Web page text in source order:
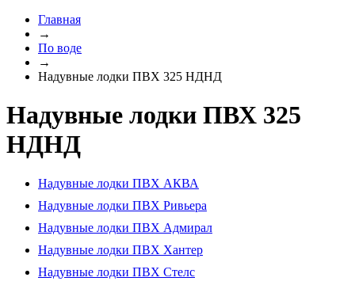
Главная
→
По воде
→
Надувные лодки ПВХ 325 НДНД
Надувные лодки ПВХ 325
НДНД
Надувные лодки ПВХ АКВА
Надувные лодки ПВХ Ривьера
Надувные лодки ПВХ Адмирал
Надувные лодки ПВХ Хантер
Надувные лодки ПВХ Стелс